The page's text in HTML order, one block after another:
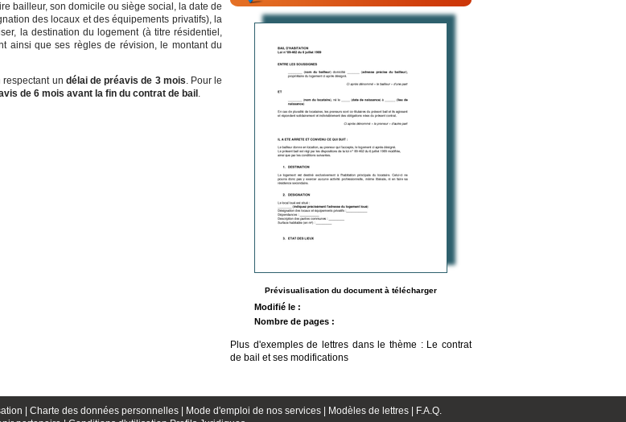
bailleur, son domicile ou siège social, la date de
des locaux et des équipements privatifs), la
la destination du logement (à titre résidentiel,
ainsi que ses règles de révision, le montant du
un délai de préavis de 3 mois. Pour le
de 6 mois avant la fin du contrat de bail .
Prévisualisation du document à télécharger
Modifié le :
Nombre de pages :
Plus d'exemples de lettres dans le thème : Le contrat
de bail et ses modifications
| Charte des données personnelles | Mode d'emploi de nos services | Modèles de lettres |
F.A.Q.